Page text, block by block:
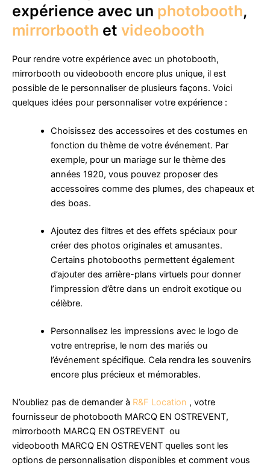
expérience avec un photobooth,
mirrorbooth et videobooth
Pour rendre votre expérience avec un photobooth,
mirrorbooth ou videobooth encore plus unique, il est
possible de le personnaliser de plusieurs façons. Voici
quelques idées pour personnaliser votre expérience :
Choisissez des accessoires et des costumes en
fonction du thème de votre événement. Par
exemple, pour un mariage sur le thème des
années 1920, vous pouvez proposer des
accessoires comme des plumes, des chapeaux et
des boas.
Ajoutez des filtres et des effets spéciaux pour
créer des photos originales et amusantes.
Certains photobooths permettent également
d’ajouter des arrière-plans virtuels pour donner
l’impression d’être dans un endroit exotique ou
célèbre.
Personnalisez les impressions avec le logo de
votre entreprise, le nom des mariés ou
l’événement spécifique. Cela rendra les souvenirs
encore plus précieux et mémorables.
N’oubliez pas de demander à R&F Location , votre
fournisseur de photobooth MARCQ EN OSTREVENT,
mirrorbooth MARCQ EN OSTREVENT ou
videobooth MARCQ EN OSTREVENT quelles sont les
options de personnalisation disponibles et comment vous